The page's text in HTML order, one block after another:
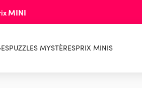
MINI
PUZZLES MYSTÈRESPRIX MINIS